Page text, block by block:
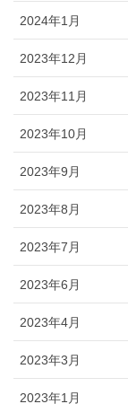
2024年1月
2023年12月
2023年11月
2023年10月
2023年9月
2023年8月
2023年7月
2023年6月
2023年4月
2023年3月
2023年1月